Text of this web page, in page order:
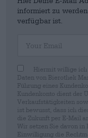
informiert zu
verfügbar ist.
Hiermit willige ich
Daten von Bierothek
Führung eines
Kundenkonto dient der
Verkaufstätigkeiten
ist bewusst, dass ich
die Zukunft per E-Mail
Wir setzen Sie davon in
Einwilligung die